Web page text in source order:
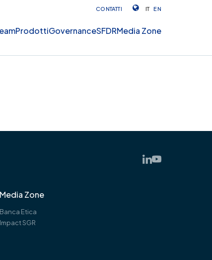
CONTATTI IT EN
ProdottiGovernanceSFDRMedia Zone
Media Zone
Banca Etica
Impact SGR